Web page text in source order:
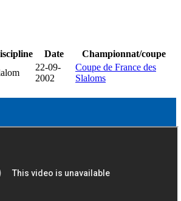
Date
Championnat/coupe
22-09-
2002
Coupe de France des
Slaloms